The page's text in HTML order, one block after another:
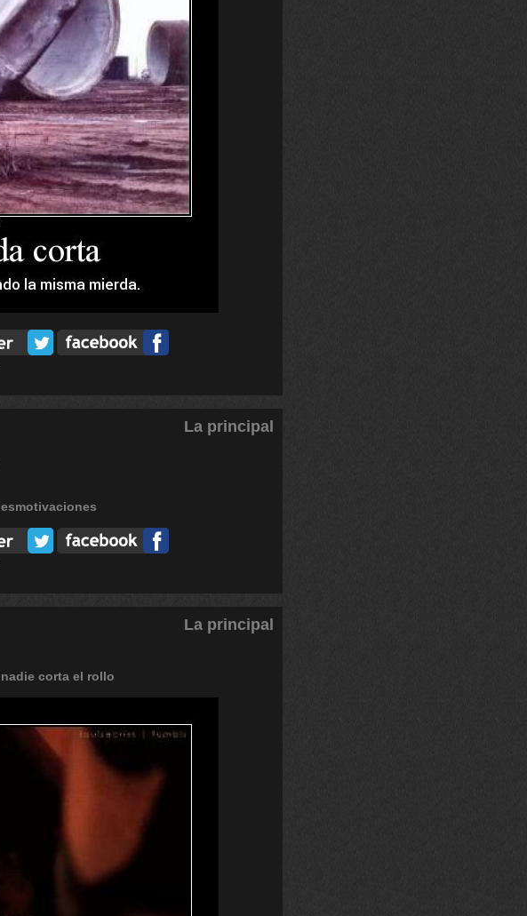
La principal
La principal
nadie corta el rollo